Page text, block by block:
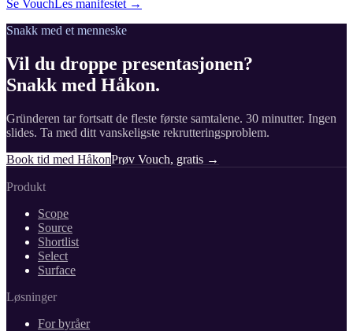
Se VouchLes manifestet →
Snakk med et menneske
Vil du droppe presentasjonen?
Snakk med Håkon.
Gründeren tar fortsatt de fleste første samtalene. 30 minutter. Ingen
slides. Ta med ditt vanskeligste rekrutteringsproblem.
Book tid med HåkonPrøv Vouch, gratis →
Produkt
Scope
Source
Shortlist
Select
Surface
Løsninger
For byråer